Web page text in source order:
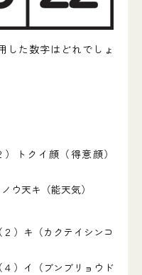
した数字はどれでしょ
トクイ顔（得意顔）
ウ天キ（能天気）
）キ（カクテイシンコ
４）イ（ブンブリョウド